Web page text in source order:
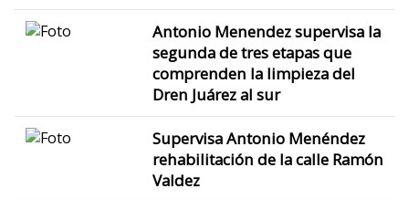
Antonio Menendez supervisa la
segunda de tres etapas que
comprenden la limpieza del
Dren Juárez al sur
Supervisa Antonio Menéndez
rehabilitación de la calle Ramón
Valdez